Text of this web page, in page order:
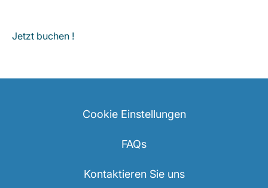
Jetzt buchen !
Cookie Einstellungen
FAQs
Kontaktieren Sie uns